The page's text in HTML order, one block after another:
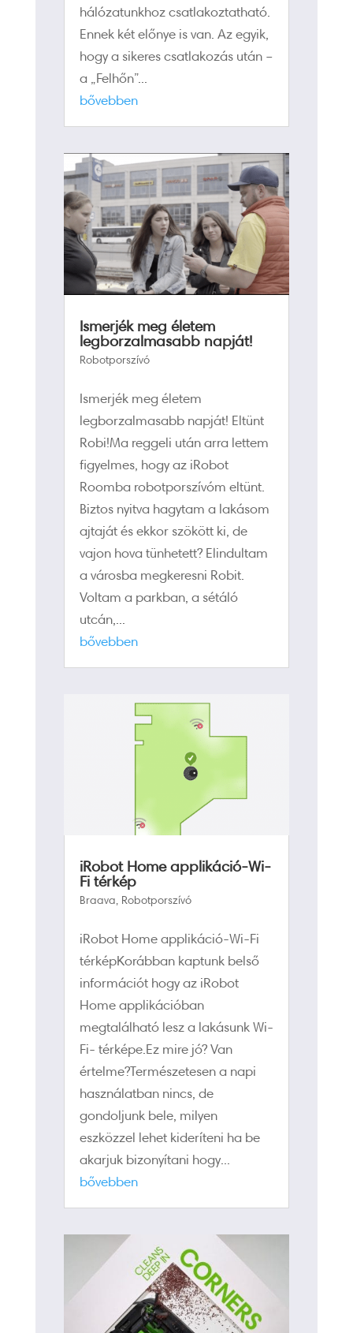
hálózatunkhoz csatlakoztatható.
Ennek két előnye is van. Az egyik,
hogy a sikeres csatlakozás után –
a „Felhőn”...
bővebben
Ismerjék meg életem
legborzalmasabb napját!
Robotporszívó
Ismerjék meg életem
legborzalmasabb napját! Eltünt
Robi!Ma reggeli után arra lettem
figyelmes, hogy az iRobot
Roomba robotporszívóm eltünt.
Biztos nyitva hagytam a lakásom
ajtaját és ekkor szökött ki, de
vajon hova tünhetett? Elindultam
a városba megkeresni Robit.
Voltam a parkban, a sétáló
utcán,...
bővebben
iRobot Home applikáció-Wi-
Fi térkép
Braava Robotporszívó
iRobot Home applikáció-Wi-Fi
térképKorábban kaptunk belső
információt hogy az iRobot
Home applikációban
megtalálható lesz a lakásunk Wi-
Fi- térképe.Ez mire jó? Van
értelme?Természetesen a napi
használatban nincs, de
gondoljunk bele, milyen
eszközzel lehet kideríteni ha be
akarjuk bizonyítani hogy...
bővebben